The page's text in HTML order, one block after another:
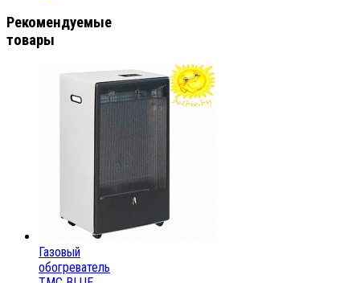
Рекомендуемые
товары
Газовый
обогреватель